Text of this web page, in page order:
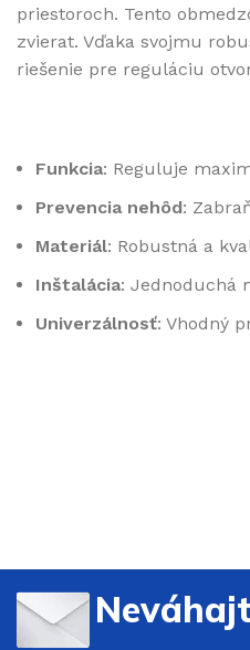
priestoroch. Tento
zvierat. Vďaka svojmu
riešenie pre reguláciu
Funkcia: Reguluje
Prevencia nehôd:
Materiál: Robustná a
Inštalácia: Jednoduchá
Univerzálnosť: Vhodný